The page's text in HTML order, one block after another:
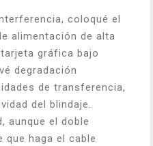
coloqué el
alimentación de alta
gráfica bajo
degradación
de transferencia,
del blindaje.
aunque el doble
que haga el cable